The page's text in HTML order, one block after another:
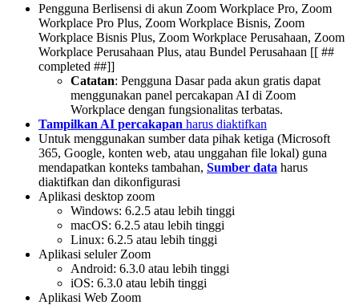
Pengguna Berlisensi di akun Zoom Workplace Pro, Zoom
Workplace Pro Plus, Zoom Workplace Bisnis, Zoom
Workplace Bisnis Plus, Zoom Workplace Perusahaan, Zoom
Workplace Perusahaan Plus, atau Bundel Perusahaan [[ ##
completed ##]]
Catatan: Pengguna Dasar pada akun gratis dapat
menggunakan panel percakapan AI di Zoom
Workplace dengan fungsionalitas terbatas.
Tampilkan AI percakapan harus diaktifkan
Untuk menggunakan sumber data pihak ketiga (Microsoft
365, Google, konten web, atau unggahan file lokal) guna
mendapatkan konteks tambahan, Sumber data harus
diaktifkan dan dikonfigurasi
Aplikasi desktop zoom
Windows: 6.2.5 atau lebih tinggi
macOS: 6.2.5 atau lebih tinggi
Linux: 6.2.5 atau lebih tinggi
Aplikasi seluler Zoom
Android: 6.3.0 atau lebih tinggi
iOS: 6.3.0 atau lebih tinggi
Aplikasi Web Zoom